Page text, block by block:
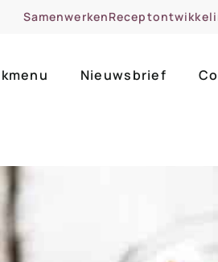
Samenwerken
Nieuwsbrief